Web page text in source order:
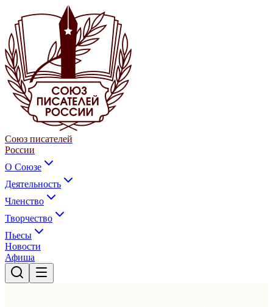
Союз писателей
России
О Союзе
Деятельность
Членство
Творчество
Пьесы
Новости
Афиша